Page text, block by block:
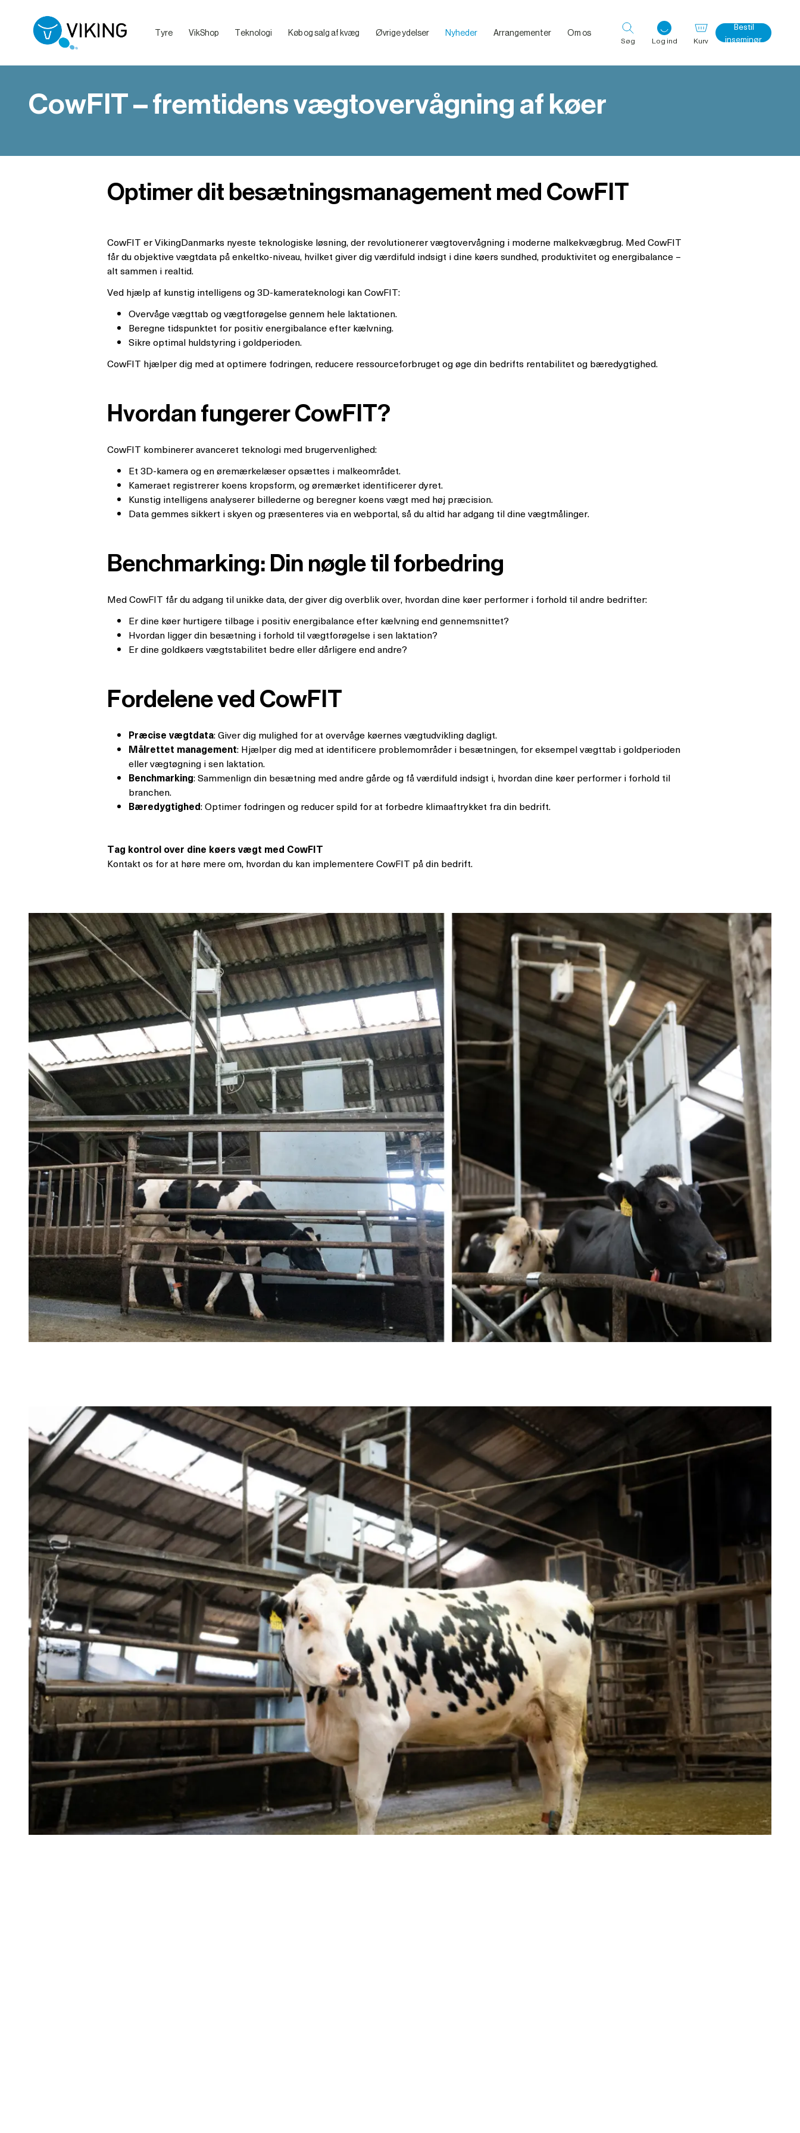
Tyre VikShop Teknologi Køb og salg af kvæg Øvrige ydelser Nyheder Arrangementer Om os
Søg Log ind Kurv
Bestil
inseminør
CowFIT – fremtidens vægtovervågning af køer
Optimer dit besætningsmanagement med CowFIT
CowFIT er VikingDanmarks nyeste teknologiske løsning, der revolutionerer vægtovervågning i moderne malkekvægbrug. Med CowFIT
får du objektive vægtdata på enkeltko-niveau, hvilket giver dig værdifuld indsigt i dine køers sundhed, produktivitet og energibalance –
alt sammen i realtid.
Ved hjælp af kunstig intelligens og 3D-kamerateknologi kan CowFIT:
Overvåge vægttab og vægtforøgelse gennem hele laktationen.
Beregne tidspunktet for positiv energibalance efter kælvning.
Sikre optimal huldstyring i goldperioden.
CowFIT hjælper dig med at optimere fodringen, reducere ressourceforbruget og øge din bedrifts rentabilitet og bæredygtighed.
Hvordan fungerer CowFIT?
CowFIT kombinerer avanceret teknologi med brugervenlighed:
Et 3D-kamera og en øremærkelæser opsættes i malkeområdet.
Kameraet registrerer koens kropsform, og øremærket identificerer dyret.
Kunstig intelligens analyserer billederne og beregner koens vægt med høj præcision.
Data gemmes sikkert i skyen og præsenteres via en webportal, så du altid har adgang til dine vægtmålinger.
Benchmarking: Din nøgle til forbedring
Med CowFIT får du adgang til unikke data, der giver dig overblik over, hvordan dine køer performer i forhold til andre bedrifter:
Er dine køer hurtigere tilbage i positiv energibalance efter kælvning end gennemsnittet?
Hvordan ligger din besætning i forhold til vægtforøgelse i sen laktation?
Er dine goldkøers vægtstabilitet bedre eller dårligere end andre?
Fordelene ved CowFIT
Præcise vægtdata: Giver dig mulighed for at overvåge køernes vægtudvikling dagligt.
Målrettet management: Hjælper dig med at identificere problemområder i besætningen, for eksempel vægttab i goldperioden
eller vægtøgning i sen laktation.
Benchmarking: Sammenlign din besætning med andre gårde og få værdifuld indsigt i, hvordan dine køer performer i forhold til
branchen.
Bæredygtighed: Optimer fodringen og reducer spild for at forbedre klimaaftrykket fra din bedrift.
Tag kontrol over dine køers vægt med CowFIT
Kontakt os for at høre mere om, hvordan du kan implementere CowFIT på din bedrift.